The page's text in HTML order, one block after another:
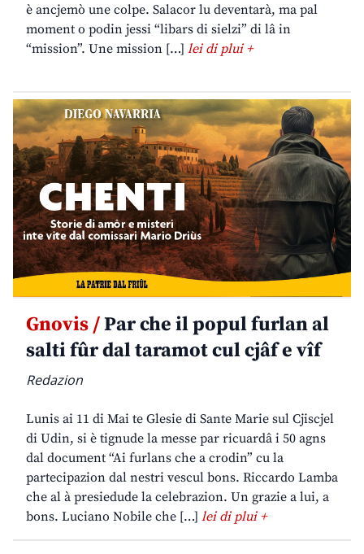
è ancjemò une colpe. Salacor lu deventarà, ma pal
moment o podin jessi “libars di sielzi” di lâ in
“mission”. Une mission […] lei di plui +
Gnovis /Par che il popul furlan al
salti fûr dal taramot cul cjâf e vîf
Redazion
Lunis ai 11 di Mai te Glesie di Sante Marie sul Cjiscjel
di Udin, si è tignude la messe par ricuardâ i 50 agns
dal document “Ai furlans che a crodin” cu la
partecipazion dal nestri vescul bons. Riccardo Lamba
che al à presiedude la celebrazion. Un grazie a lui, a
bons. Luciano Nobile che […] lei di plui +